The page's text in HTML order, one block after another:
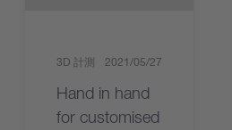
3D 計測 2021/05/27
Hand in hand
for customised